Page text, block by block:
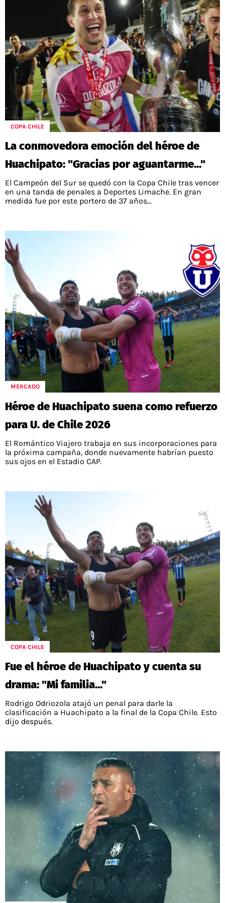
COPA CHILE
La conmovedora emoción del héroe de
Huachipato: "Gracias por aguantarme..."
El Campeón del Sur se quedó con la Copa Chile tras vencer
en una tanda de penales a Deportes Limache. En gran
medida fue por este portero de 37 años...
MERCADO
Héroe de Huachipato suena como refuerzo
para U. de Chile 2026
El Romántico Viajero trabaja en sus incorporaciones para
la próxima campaña, donde nuevamente habrían puesto
sus ojos en el Estadio CAP.
COPA CHILE
Fue el héroe de Huachipato y cuenta su
drama: "Mi familia..."
Rodrigo Odriozola atajó un penal para darle la
clasificación a Huachipato a la final de la Copa Chile. Esto
dijo después.